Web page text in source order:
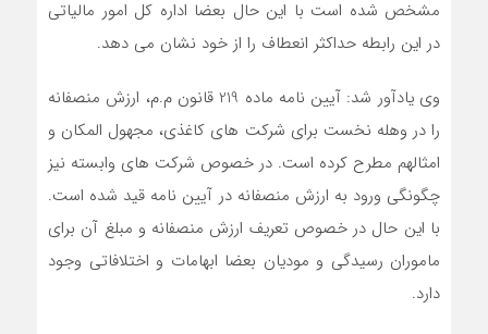
مشخص شده است با این حال بعضا اداره کل امور مالیاتی
در این رابطه حداکثر انعطاف را از خود نشان می دهد.
وی یادآور شد: آیین نامه ماده 219 قانون م.م، ارزش منصفانه
را در وهله نخست برای شرکت های کاغذی، مجهول المکان و
امثالهم مطرح کرده است. در خصوص شرکت های وابسته نیز
چگونگی ورود به ارزش منصفانه در آیین نامه قید شده است.
با این حال در خصوص تعریف ارزش منصفانه و مبلغ آن برای
ماموران رسیدگی و مودیان بعضا ابهامات و اختلافاتی وجود
دارد.